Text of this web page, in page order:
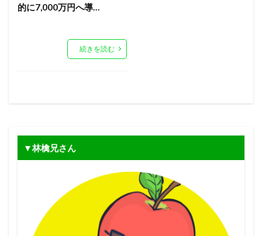
的に7,000万円へ導…
続きを読む
▼林檎兄さん